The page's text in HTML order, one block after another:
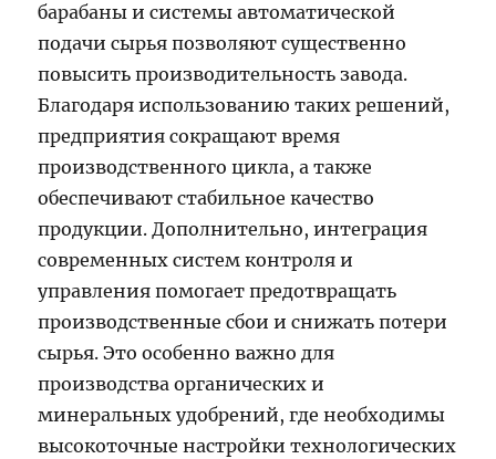
барабаны и системы автоматической
подачи сырья позволяют существенно
повысить производительность завода.
Благодаря использованию таких решений,
предприятия сокращают время
производственного цикла, а также
обеспечивают стабильное качество
продукции. Дополнительно, интеграция
современных систем контроля и
управления помогает предотвращать
производственные сбои и снижать потери
сырья. Это особенно важно для
производства органических и
минеральных удобрений, где необходимы
высокоточные настройки технологических